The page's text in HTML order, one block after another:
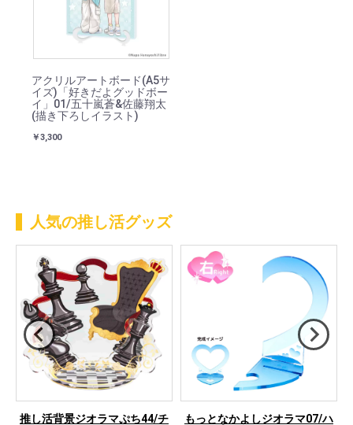
アクリルアートボード(A5サ
イズ)「好きだよグッドボー
イ」01/五十嵐蒼&佐藤翔太
(描き下ろしイラスト)
￥3,300
人気の推し活グッズ
推し活背景ジオラマぷち44/チ
もっとなかよしジオラマ07/ハ